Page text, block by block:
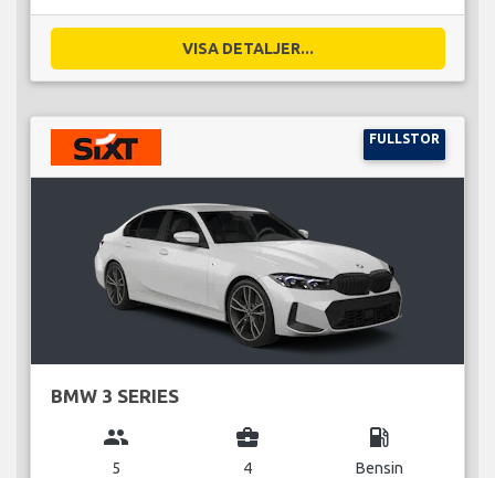
VISA DETALJER...
FULLSTOR
BMW 3 SERIES
group
5
business_center
4
local_gas_station
Bensin